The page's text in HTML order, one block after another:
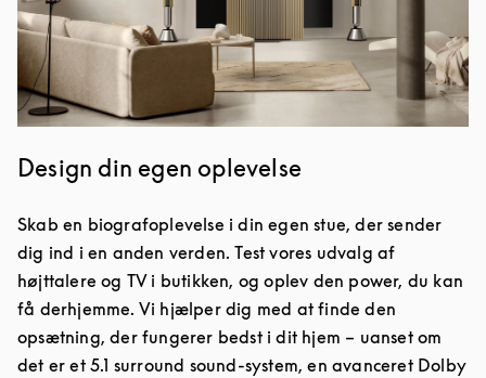
Design din egen oplevelse
Skab en biografoplevelse i din egen stue, der sender
dig ind i en anden verden. Test vores udvalg af
højttalere og TV i butikken, og oplev den power, du kan
få derhjemme. Vi hjælper dig med at finde den
opsætning, der fungerer bedst i dit hjem – uanset om
det er et 5.1 surround sound-system, en avanceret Dolby